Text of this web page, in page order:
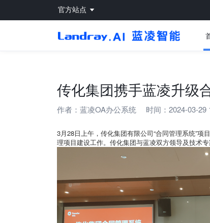
官方站点
传化集团携手蓝凌升级
作者： 蓝凌OA办公系统 时间：2024-03-29
3月28日上午，传化集团有限公司“合同管理系统”
理项目建设工作。传化集团与蓝凌双方领导及技术